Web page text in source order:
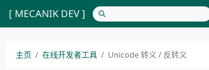
[ MECANIK DEV ]
主页 在线开发者工具 Unicode 转义 / 反转义